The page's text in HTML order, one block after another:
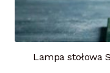
Lampa stołowa